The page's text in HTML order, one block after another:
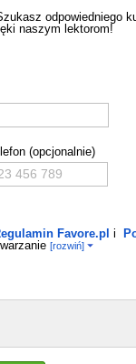
odpowiedniego
naszym lektorom!
(opcjonalnie)
Favore.pl i
[rozwiń]